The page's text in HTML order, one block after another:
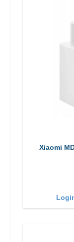
Xiaomi